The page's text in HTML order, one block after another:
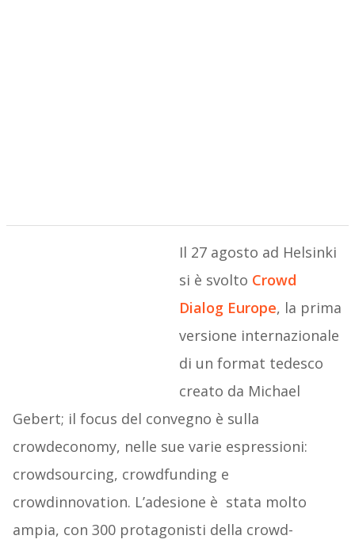
Il 27 agosto ad Helsinki
si è svolto Crowd
Dialog Europe, la prima
versione internazionale
di un format tedesco
creato da Michael
Gebert; il focus del convegno è sulla
crowdeconomy, nelle sue varie espressioni:
crowdsourcing, crowdfunding e
crowdinnovation. L’adesione è stata molto
ampia, con 300 protagonisti della crowd-